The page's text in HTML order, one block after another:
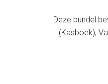
Deze bundel
(Kasboek),